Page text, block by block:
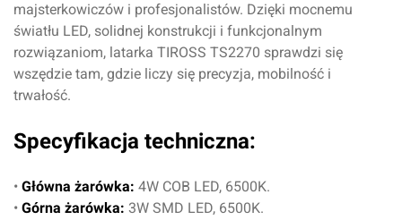
majsterkowiczów i profesjonalistów. Dzięki mocnemu
światłu LED, solidnej konstrukcji i funkcjonalnym
rozwiązaniom, latarka TIROSS TS2270 sprawdzi się
wszędzie tam, gdzie liczy się precyzja, mobilność i
trwałość.
Specyfikacja techniczna:
• Główna żarówka: 4W COB LED, 6500K.
• Górna żarówka: 3W SMD LED, 6500K.